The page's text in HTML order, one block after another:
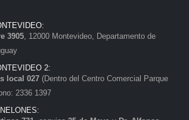
3905 , 12000 Montevideo, Departamento de
2:
local 027 (Dentro del Centro Comercial Parque
2336 1397